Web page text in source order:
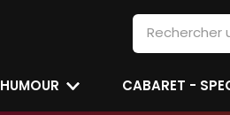
HUMOUR CABARET -